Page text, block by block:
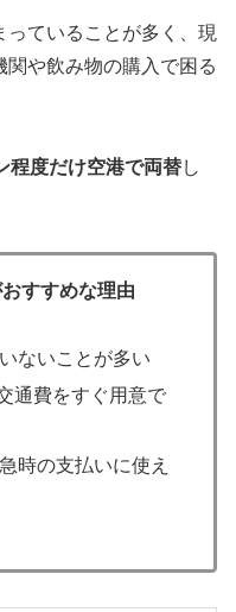
ていることが多く、現
や飲み物の購入で困る
程度だけ空港で両替し
すすめな理由
ないことが多い
通費をすぐ用意で
時の支払いに使え